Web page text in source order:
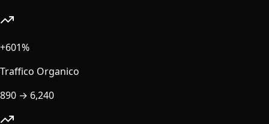
+601%
Traffico Organico
890 → 6,240